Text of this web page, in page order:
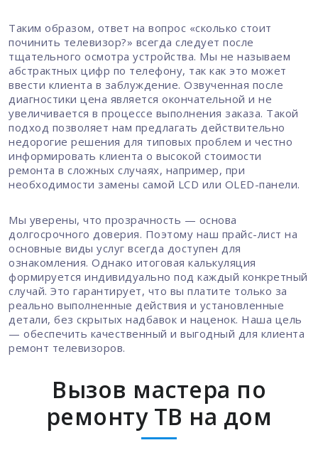
Таким образом, ответ на вопрос «сколько стоит
починить телевизор?» всегда следует после
тщательного осмотра устройства. Мы не называем
абстрактных цифр по телефону, так как это может
ввести клиента в заблуждение. Озвученная после
диагностики цена является окончательной и не
увеличивается в процессе выполнения заказа. Такой
подход позволяет нам предлагать действительно
недорогие решения для типовых проблем и честно
информировать клиента о высокой стоимости
ремонта в сложных случаях, например, при
необходимости замены самой LCD или OLED-панели.
Мы уверены, что прозрачность — основа
долгосрочного доверия. Поэтому наш прайс-лист на
основные виды услуг всегда доступен для
ознакомления. Однако итоговая калькуляция
формируется индивидуально под каждый конкретный
случай. Это гарантирует, что вы платите только за
реально выполненные действия и установленные
детали, без скрытых надбавок и наценок. Наша цель
— обеспечить качественный и выгодный для клиента
ремонт телевизоров.
Вызов мастера по
ремонту ТВ на дом